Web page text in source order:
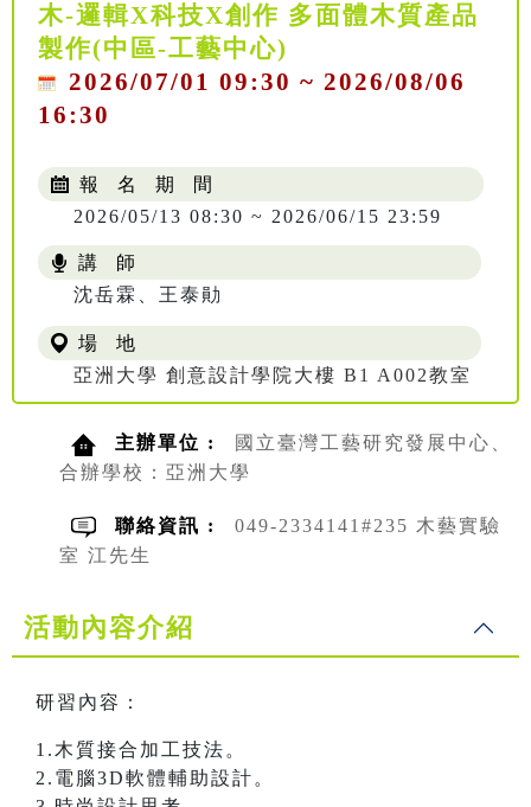
木-邏輯X科技X創作 多面體木質產品
製作(中區-工藝中心)
2026/07/01 09:30 ~ 2026/08/06
16:30
報 名 期 間
2026/05/13 08:30 ~ 2026/06/15 23:59
講 師
沈岳霖、王泰勛
場 地
亞洲大學 創意設計學院大樓 B1 A002教室
主辦單位 :
國立臺灣工藝研究發展中心、
合辦學校：亞洲大學
聯絡資訊 :
049-2334141#235 木藝實驗
室 江先生
活動內容介紹
研習內容：
1.木質接合加工技法。
2.電腦3D軟體輔助設計。